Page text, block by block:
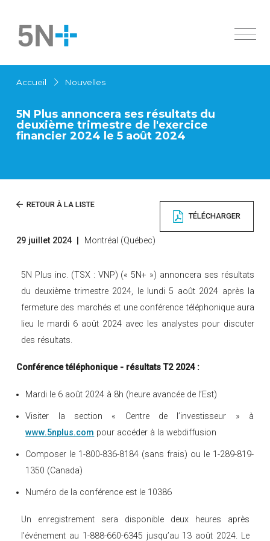
Contactez-nous
À propos
Histoire
Ingrédients pharmaceutiques actifs
Produits
Aperçu
Produits chimiques
Alliages à bas point de fusion
Innovation
Investisseurs
Apercu
Documents financiers
Nouvelles
Accueil Nouvelles
5N Plus annoncera ses résultats du
deuxième trimestre de l'exercice
financier 2024 le 5 août 2024
TÉLÉCHARGER
RETOUR À LA LISTE
29 juillet 2024 Montréal (Québec)
5N Plus inc. (TSX : VNP) (« 5N+ ») annoncera ses résultats
du deuxième trimestre 2024, le lundi 5 août 2024 après la
fermeture des marchés et une conférence téléphonique aura
lieu le mardi 6 août 2024 avec les analystes pour discuter
des résultats.
Conférence téléphonique - résultats T2 2024 :
Mardi le 6 août 2024 à 8h (heure avancée de l’Est)
Visiter la section « Centre de l’investisseur » à
www.5nplus.com pour accéder à la webdiffusion
Composer le 1-800-836-8184 (sans frais) ou le 1-289-819-
1350 (Canada)
Numéro de la conférence est le 10386
Un enregistrement sera disponible deux heures après
l'événement au 1-888-660-6345 jusqu’au 13 août 2024. Le